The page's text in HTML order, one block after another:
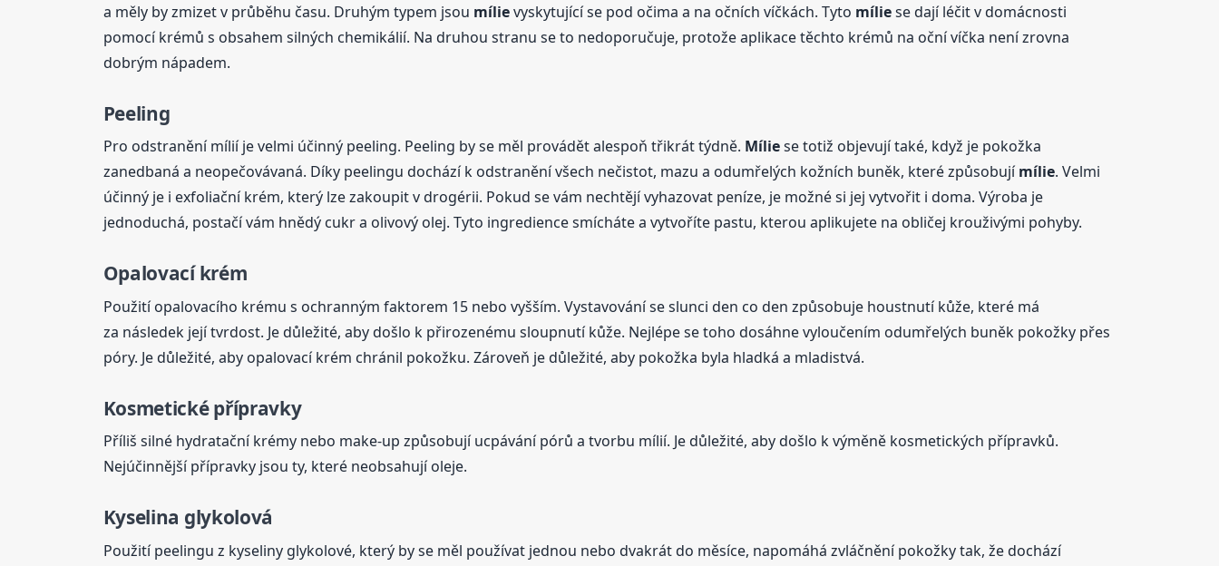
a měly by zmizet v průběhu času. Druhým typem jsou mílievyskytující se pod očima a na očních víčkách. Tyto míliese dají léčit v domácnosti
pomocí krémů s obsahem silných chemikálií. Na druhou stranu se to nedoporučuje, protože aplikace těchto krémů na oční víčka není zrovna
dobrým nápadem.
Peeling
Pro odstranění mílií je velmi účinný peeling. Peeling by se měl provádět alespoň třikrát týdně. Míliese totiž objevují také, když je pokožka
zanedbaná a neopečovávaná. Díky peelingu dochází k odstranění všech nečistot, mazu a odumřelých kožních buněk, které způsobujímílie. Velmi
účinný je i exfoliační krém, který lze zakoupit v drogérii. Pokud se vám nechtějí vyhazovat peníze, je možné si jej vytvořit i doma. Výroba je
jednoduchá, postačí vám hnědý cukr a olivový olej. Tyto ingredience smícháte a vytvoříte pastu, kterou aplikujete na obličej krouživými pohyby.
Opalovací krém
Použití opalovacího krému s ochranným faktorem 15 nebo vyšším. Vystavování se slunci den co den způsobuje houstnutí kůže, které má
za následek její tvrdost. Je důležité, aby došlo k přirozenému sloupnutí kůže. Nejlépe se toho dosáhne vyloučením odumřelých buněk pokožky přes
póry. Je důležité, aby opalovací krém chránil pokožku. Zároveň je důležité, aby pokožka byla hladká a mladistvá.
Kosmetické přípravky
Příliš silné hydratační krémy nebo make-up způsobují ucpávání pórů a tvorbu mílií. Je důležité, aby došlo k výměně kosmetických přípravků.
Nejúčinnější přípravky jsou ty, které neobsahují oleje.
Kyselina glykolová
Použití peelingu z kyseliny glykolové, který by se měl používat jednou nebo dvakrát do měsíce, napomáhá zvláčnění pokožky tak, že dochází